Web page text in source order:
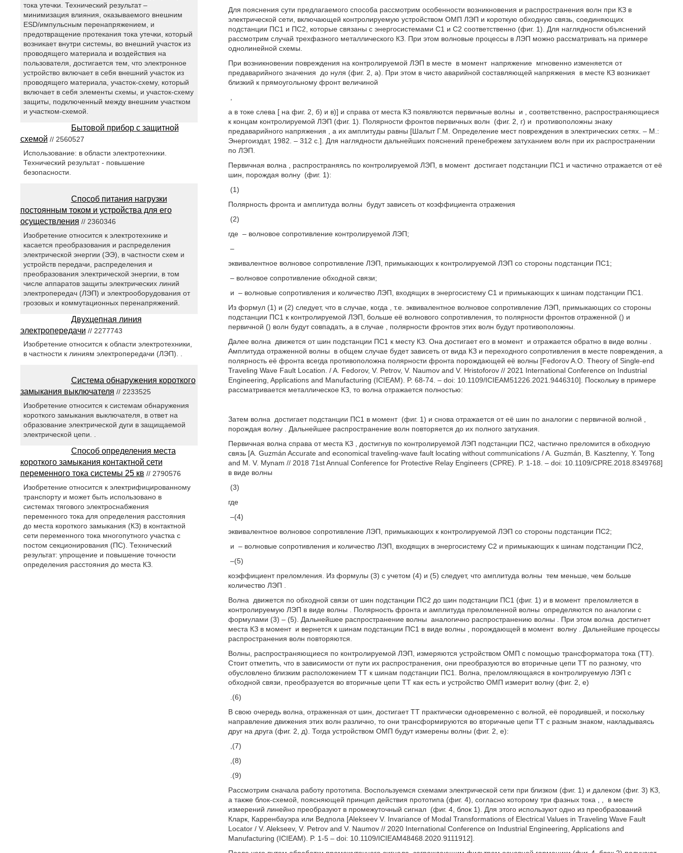
Для пояснения сути предлагаемого способа рассмотрим особенности возникновения и распространения волн при КЗ в
электрической сети, включающей контролируемую устройством ОМП ЛЭП и короткую обходную связь, соединяющих
подстанции ПС1 и ПС2, которые связаны с энергосистемами С1 и С2 соответственно (фиг. 1). Для наглядности объяснений
рассмотрим случай трехфазного металлического КЗ. При этом волновые процессы в ЛЭП можно рассматривать на примере
однолинейной схемы.
При возникновении повреждения на контролируемой ЛЭП в месте в момент напряжение мгновенно изменяется от
предаварийного значения
до нуля (фиг. 2, а). При этом в чисто аварийной составляющей напряжения
в месте КЗ возникает
близкий к прямоугольному фронт величиной
а в токе слева [ на фиг. 2, б) и в)] и справа от места КЗ появляются первичные волны и
, соответственно, распространяющиеся
к концам контролируемой ЛЭП (фиг. 1). Полярности фронтов первичных волн
(фиг. 2, г) и
противоположны знаку
предаварийного напряжения
, а их амплитуды равны [Шалыт Г.М. Определение мест повреждения в электрических сетях. – М.:
Энергоиздат, 1982. – 312 с.]. Для наглядности дальнейших пояснений пренебрежем затуханием волн при их распространении
по ЛЭП.
Первичная волна
, распространяясь по контролируемой ЛЭП, в момент достигает подстанции ПС1 и частично отражается от её
шин, порождая волну (фиг. 1):
(1)
Полярность фронта и амплитуда волны будут зависеть от коэффициента отражения
(2)
где – волновое сопротивление контролируемой ЛЭП;
–
эквивалентное волновое сопротивление ЛЭП, примыкающих к контролируемой ЛЭП со стороны подстанции ПС1;
– волновое сопротивление обходной связи;
и – волновые сопротивления и количество ЛЭП, входящих в энергосистему С1 и примыкающих к шинам подстанции ПС1.
Из формул (1) и (2) следует, что в случае, когда
, т.е. эквивалентное волновое сопротивление ЛЭП, примыкающих со стороны
подстанции ПС1 к контролируемой ЛЭП, больше её волнового сопротивления, то полярности фронтов отраженной () и
первичной () волн будут совпадать, а в случае
, полярности фронтов этих волн будут противоположны.
Далее волна
движется от шин подстанции ПС1 к месту КЗ. Она достигает его в момент и отражается обратно в виде волны
Амплитуда отраженной волны
в общем случае будет зависеть от вида КЗ и переходного сопротивления в месте повреждения, а
полярность её фронта всегда противоположна полярности фронта порождающей её волны [Fedorov A.O. Theory of Single-end
Traveling Wave Fault Location. / A. Fedorov, V. Petrov, V. Naumov and V. Hristoforov // 2021 International Conference on Industrial
Engineering, Applications and Manufacturing (ICIEAM). P. 68-74. – doi: 10.1109/ICIEAM51226.2021.9446310]. Поскольку в примере
рассматривается металлическое КЗ, то волна отражается полностью:
Затем волна достигает подстанции ПС1 в момент (фиг. 1) и снова отражается от её шин по аналогии с первичной волной
порождая волну
. Дальнейшее распространение волн повторяется до их полного затухания.
Первичная волна справа от места КЗ
, достигнув по контролируемой ЛЭП подстанции ПС2, частично преломится в обходную
связь [A. Guzmán Accurate and economical traveling-wave fault locating without communications / A. Guzmán, B. Kasztenny, Y. Tong
and M. V. Mynam // 2018 71st Annual Conference for Protective Relay Engineers (CPRE). P. 1-18. – doi: 10.1109/CPRE.2018.8349768]
в виде волны
(3)
где
–(4)
эквивалентное волновое сопротивление ЛЭП, примыкающих к контролируемой ЛЭП со стороны подстанции ПС2;
и – волновые сопротивления и количество ЛЭП, входящих в энергосистему С2 и примыкающих к шинам подстанции ПС2,
–(5)
коэффициент преломления. Из формулы (3) с учетом (4) и (5) следует, что амплитуда волны тем меньше, чем больше
количество ЛЭП
Волна
движется по обходной связи от шин подстанции ПС2 до шин подстанции ПС1 (фиг. 1) и в момент преломляется в
контролируемую ЛЭП в виде волны
. Полярность фронта и амплитуда преломленной волны определяются по аналогии с
формулами (3) – (5). Дальнейшее распространение волны аналогично распространению волны . При этом волна
достигнет
места КЗ в момент и вернется к шинам подстанции ПС1 в виде волны , порождающей в момент волну
. Дальнейшие процессы
распространения волн повторяются.
Волны, распространяющиеся по контролируемой ЛЭП, измеряются устройством ОМП с помощью трансформатора тока (ТТ).
Стоит отметить, что в зависимости от пути их распространения, они преобразуются во вторичные цепи ТТ по разному, что
обусловлено близким расположением ТТ к шинам подстанции ПС1. Волна, преломляющаяся в контролируемую ЛЭП с
обходной связи, преобразуется во вторичные цепи ТТ как есть и устройство ОМП измерит волну (фиг. 2, е)
.(6)
В свою очередь волна, отраженная от шин, достигает ТТ практически одновременно с волной, её породившей, и поскольку
направление движения этих волн различно, то они трансформируются во вторичные цепи ТТ с разным знаком, накладываясь
друг на друга (фиг. 2, д). Тогда устройством ОМП будут измерены волны (фиг. 2, е):
,(7)
,(8)
.(9)
Рассмотрим сначала работу прототипа. Воспользуемся схемами электрической сети при близком (фиг. 1) и далеком (фиг. 3) КЗ,
а также блок-схемой, поясняющей принцип действия прототипа (фиг. 4), согласно которому три фазных тока
в месте
измерений линейно преобразуют в промежуточный сигнал (фиг. 4, блок 1). Для этого используют одно из преобразований
Кларк, Карренбауэра или Ведпола [Alekseev V. Invariance of Modal Transformations of Electrical Values in Traveling Wave Fault
Locator / V. Alekseev, V. Petrov and V. Naumov // 2020 International Conference on Industrial Engineering, Applications and
Manufacturing (ICIEAM). P. 1-5 – doi: 10.1109/ICIEAM48468.2020.9111912].
тока утечки. Технический результат –
минимизация влияния, оказываемого внешним
ESD/импульсным перенапряжением, и
предотвращение протекания тока утечки, который
возникает внутри системы, во внешний участок из
проводящего материала и воздействия на
пользователя, достигается тем, что электронное
устройство включает в себя внешний участок из
проводящего материала, участок-схему, который
включает в себя элементы схемы, и участок-схему
защиты, подключенный между внешним участком
и участком-схемой.
Бытовой прибор с защитной
схемой // 2560527
Использование: в области электротехники.
Технический результат - повышение
безопасности.
Способ питания нагрузки
постоянным током и устройства для его
осуществления // 2360346
Изобретение относится к электротехнике и
касается преобразования и распределения
электрической энергии (ЭЭ), в частности схем и
устройств передачи, распределения и
преобразования электрической энергии, в том
числе аппаратов защиты электрических линий
электропередач (ЛЭП) и электрооборудования от
грозовых и коммутационных перенапряжений.
Двухцепная линия
электропередачи // 2277743
Изобретение относится к области электротехники,
в частности к линиям электропередачи (ЛЭП). .
Система обнаружения короткого
замыкания выключателя // 2233525
Изобретение относится к системам обнаружения
короткого замыкания выключателя, в ответ на
образование электрической дуги в защищаемой
электрической цепи. .
Способ определения места
короткого замыкания контактной сети
переменного тока системы 25 кв // 2790576
Изобретение относится к электрифицированному
транспорту и может быть использовано в
системах тягового электроснабжения
переменного тока для определения расстояния
до места короткого замыкания (КЗ) в контактной
сети переменного тока многопутного участка с
постом секционирования (ПС). Технический
результат: упрощение и повышение точности
определения расстояния до места КЗ.